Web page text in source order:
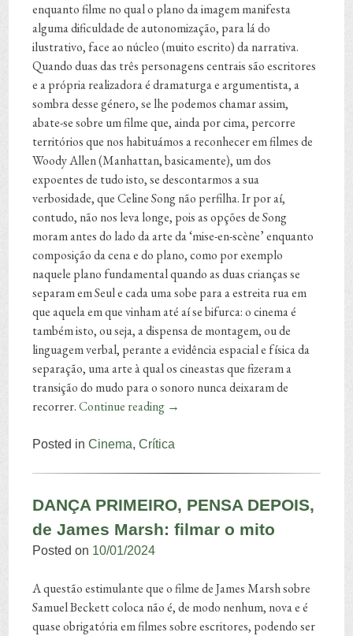
enquanto filme no qual o plano da imagem manifesta
alguma dificuldade de autonomização, para lá do
ilustrativo, face ao núcleo (muito escrito) da narrativa.
Quando duas das três personagens centrais são escritores
e a própria realizadora é dramaturga e argumentista, a
sombra desse género, se lhe podemos chamar assim,
abate-se sobre um filme que, ainda por cima, percorre
territórios que nos habituámos a reconhecer em filmes de
Woody Allen (Manhattan, basicamente), um dos
expoentes de tudo isto, se descontarmos a sua
verbosidade, que Celine Song não perfilha. Ir por aí,
contudo, não nos leva longe, pois as opções de Song
moram antes do lado da arte da ‘mise-en-scène’ enquanto
composição da cena e do plano, como por exemplo
naquele plano fundamental quando as duas crianças se
separam em Seul e cada uma sobe para a estreita rua em
que aquela em que vinham até aí se bifurca: o cinema é
também isto, ou seja, a dispensa de montagem, ou de
linguagem verbal, perante a evidência espacial e física da
separação, uma arte à qual os cineastas que fizeram a
transição do mudo para o sonoro nunca deixaram de
recorrer.Continue reading →
Posted inCinema,Crítica
DANÇA PRIMEIRO, PENSA DEPOIS,
de James Marsh: filmar o mito
Posted on 10/01/2024
A questão estimulante que o filme de James Marsh sobre
Samuel Beckett coloca não é, de modo nenhum, nova e é
quase obrigatória em filmes sobre escritores, podendo ser